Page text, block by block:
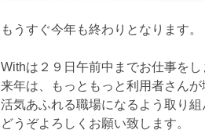
もうすぐ今年も終わりとなります。
Withは２９日午前中までお仕事をし
来年は、もっともっと利用者さん
活気あふれる職場になるよう取り組
どうぞよろしくお願い致します。